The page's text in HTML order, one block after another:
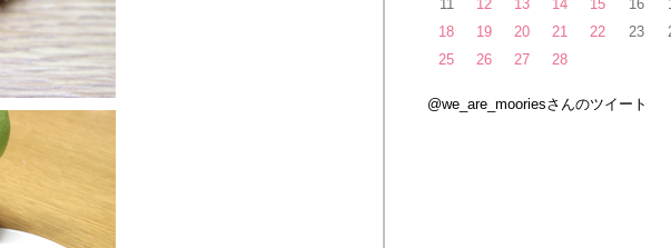
11
12 13 14 15 16
18
19 20 21 22 23
25
26 27 28
@we_are_mooriesさんのツイート